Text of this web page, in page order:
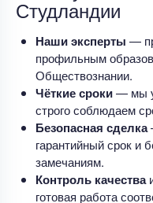
Студландии
Наши эксперты —
профильным
Обществознании.
Чёткие сроки— мы
строго соблюдаем
Безопасная сделка
гарантийный срок и
замечаниям.
Контроль качества
готовая работа